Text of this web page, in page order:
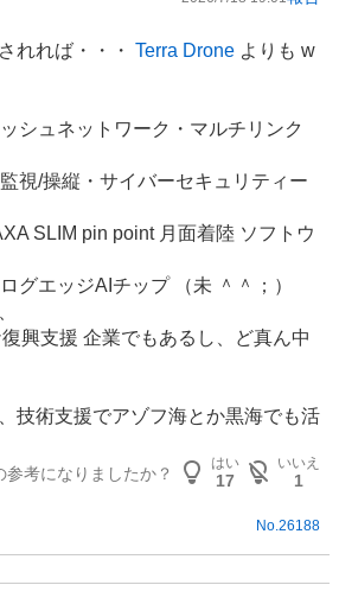
れれば・・・ Terra Drone よりも w
ッシュネットワーク・マルチリンク
視/操縦・サイバーセキュリティー
SLIM pin point 月面着陸 ソフトウ
グエッジAIチップ （未 ＾＾；）
興支援 企業でもあるし、ど真ん中
技術支援でアゾフ海とか黒海でも活
参考になりましたか？
はい
17
いいえ
1
No.26188